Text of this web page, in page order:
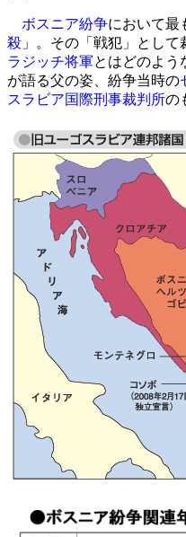
ボスニア紛争において最
殺 」。その「戦犯」として
ラジッチ将軍とはどのよ
が語る父の姿、紛争当時の
スラビア国際刑事裁判所の